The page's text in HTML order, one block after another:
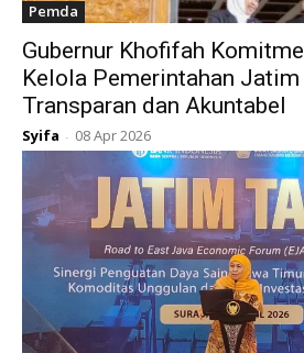
Pemda
Gubernur Khofifah
Kelola Pemerintahan Jatim
Transparan dan Akuntabel
Syifa - 08 Apr 2026